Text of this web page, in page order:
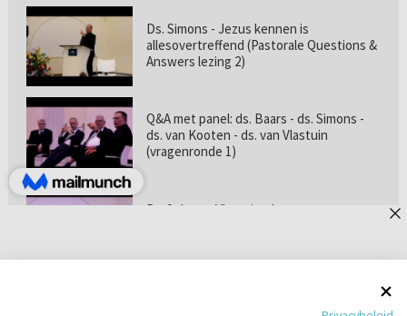
Ds. Simons - Jezus kennen is
allesovertreffend (Pastorale Questions &
Answers lezing 2)
Q&A met panel: ds. Baars - ds. Simons -
ds. van Kooten - ds. van Vlastuin
(vragenronde 1)
Prof. dr. van Vlastuin - Is